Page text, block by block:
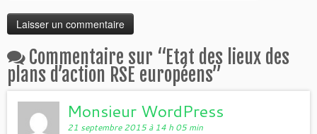
Commentaire sur “Etat des lieux des
plans d’action RSE européens”
Monsieur WordPress
21 septembre 2015 à 14 h 05 min